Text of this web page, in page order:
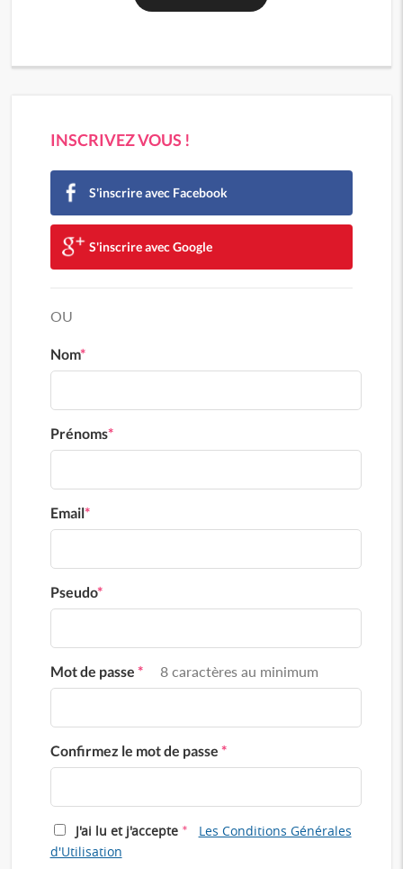
INSCRIVEZ VOUS !
S'inscrire avec Facebook
S'inscrire avec Google
OU
Nom*
Prénoms*
Email*
Pseudo*
Mot de passe * 8 caractères au minimum
Confirmez le mot de passe *
J'ai lu et j'accepte *
Les Conditions Générales
d'Utilisation